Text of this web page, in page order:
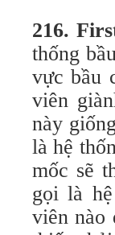
216.
thống
vực bầu
viên
này
là hệ
mốc sẽ
gọi là
viên nào